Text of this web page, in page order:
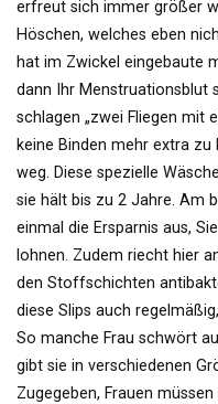
erfreut sich immer größer
Höschen, welches eben
hat im Zwickel eingebaute
dann Ihr Menstruationsblut
schlagen „zwei Fliegen mit
keine Binden mehr extra
weg. Diese spezielle
sie hält bis zu 2 Jahre. Am
einmal die Ersparnis aus,
lohnen. Zudem riecht hier
den Stoffschichten
diese Slips auch
So manche Frau schwört
gibt sie in verschiedenen
Zugegeben, Frauen